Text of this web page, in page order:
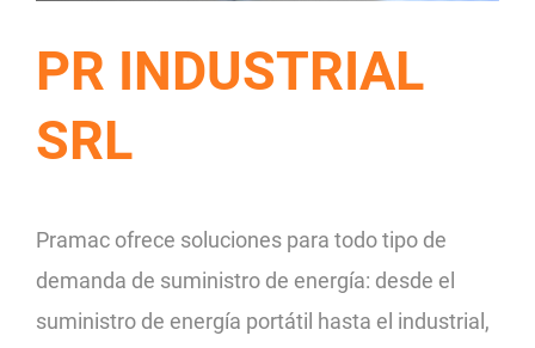
PR INDUSTRIAL
SRL
Pramac ofrece soluciones para todo tipo de
demanda de suministro de energía: desde el
suministro de energía portátil hasta el industrial,